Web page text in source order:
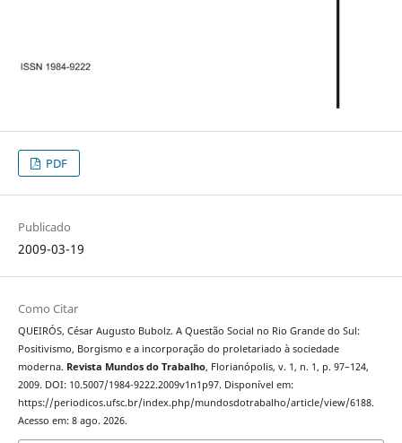
PDF
Publicado
2009-03-19
Como Citar
QUEIRÓS, César Augusto Bubolz. A Questão Social no Rio Grande do Sul:
Positivismo, Borgismo e a incorporação do proletariado à sociedade
moderna. Revista Mundos do Trabalho, Florianópolis, v. 1, n. 1, p. 97–124,
2009. DOI: 10.5007/1984-9222.2009v1n1p97. Disponível em:
https://periodicos.ufsc.br/index.php/mundosdotrabalho/article/view/6188.
Acesso em: 8 ago. 2026.